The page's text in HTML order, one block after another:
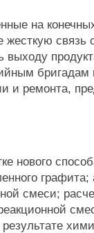
на
связь
выходу
и ремонта,
нового
графита;
смеси;